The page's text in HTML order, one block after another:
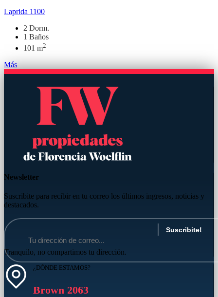
Laprida 1100
2 Dorm.
1 Baños
101 m2
Más
Newsletter
Suscribite para recibir en tu correo los últimos ingresos, noticias y
destacados.
Tranquilo, no compartimos tu dirección.
¿DÓNDE ESTAMOS?
Brown 2063